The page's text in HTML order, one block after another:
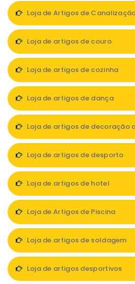
Loja de Artigos de
Loja de artigos de couro
Loja de artigos de cozinha
Loja de artigos de dança
Loja de artigos de decoração
Loja de artigos de desporto
Loja de artigos de hotel
Loja de Artigos de Piscina
Loja de artigos de soldagem
Loja de artigos desportivos